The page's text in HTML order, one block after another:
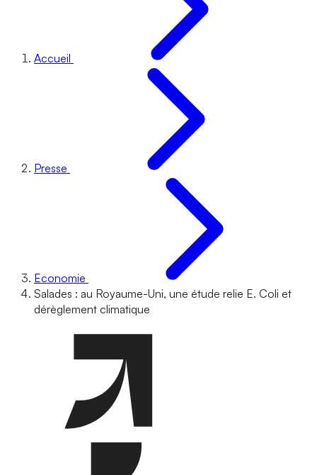
Accueil
Presse
Economie
Salades : au Royaume-Uni, une étude relie E. Coli et
dérèglement climatique